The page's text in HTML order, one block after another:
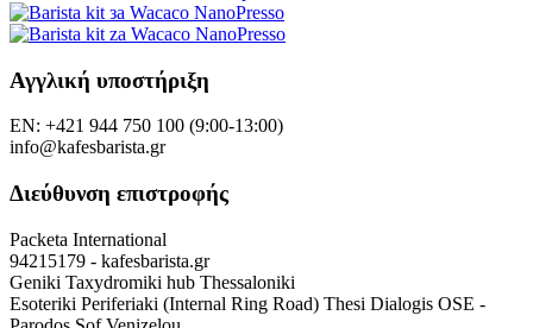
Αγγλική υποστήριξη
EN: +421 944 750 100 (9:00-13:00)
info@kafesbarista.gr
Διεύθυνση επιστροφής
Packeta International
94215179 - kafesbarista.gr
Geniki Taxydromiki hub Thessaloniki
Esoteriki Periferiaki (Internal Ring Road) Thesi Dialogis OSE -